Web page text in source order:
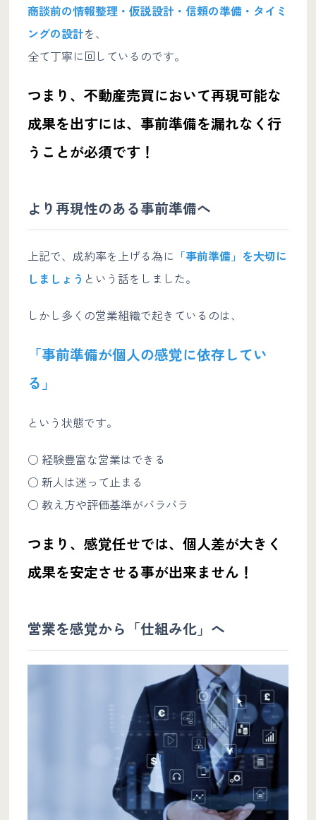
商談前の情報整理・仮説設計・信頼の準備・タイミ
ングの設計を、
全て丁寧に回しているのです。
つまり、不動産売買において再現可能な
成果を出すには、事前準備を漏れなく行
うことが必須です！
より再現性のある事前準備へ
上記で、成約率を上げる為に 「事前準備」を大切に
しましょう という話をしました。
しかし多くの営業組織で起きているのは、
「事前準備が個人の感覚に依存してい
る」
という状態です。
○ 経験豊富な営業はできる
○ 新人は迷って止まる
○ 教え方や評価基準がバラバラ
つまり、感覚任せでは、個人差が大きく
成果を安定させる事が出来ません！
営業を感覚から「仕組み化」へ